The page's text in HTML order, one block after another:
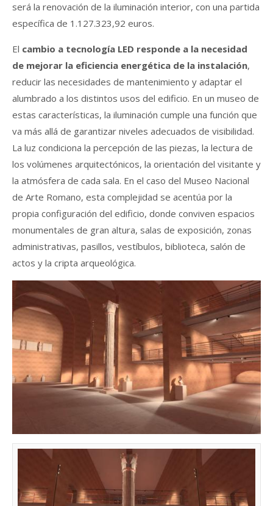
será la renovación de la iluminación interior, con una partida
específica de 1.127.323,92 euros.
El cambio a tecnología LED responde a la necesidad
de mejorar la eficiencia energética de la instalación,
reducir las necesidades de mantenimiento y adaptar el
alumbrado a los distintos usos del edificio. En un museo de
estas características, la iluminación cumple una función que
va más allá de garantizar niveles adecuados de visibilidad.
La luz condiciona la percepción de las piezas, la lectura de
los volúmenes arquitectónicos, la orientación del visitante y
la atmósfera de cada sala. En el caso del Museo Nacional
de Arte Romano, esta complejidad se acentúa por la
propia configuración del edificio, donde conviven espacios
monumentales de gran altura, salas de exposición, zonas
administrativas, pasillos, vestíbulos, biblioteca, salón de
actos y la cripta arqueológica.